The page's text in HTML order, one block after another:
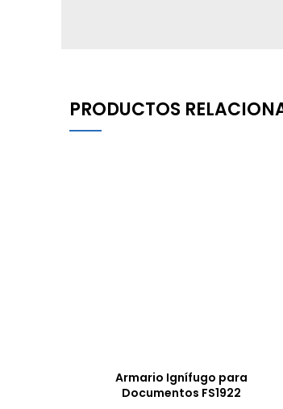
PRODUCTOS
Armario Ignífugo para
Documentos FS1922